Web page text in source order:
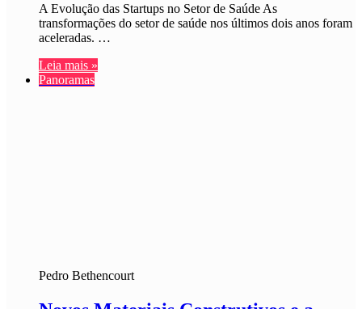
A Evolução das Startups no Setor de Saúde As
transformações do setor de saúde nos últimos dois anos foram
aceleradas. …
Leia mais »
Panoramas
Pedro Bethencourt